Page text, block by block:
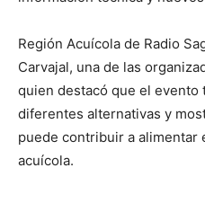
Región Acuícola de Radio
Carvajal, una de las
quien destacó que el
diferentes alternativas y
puede contribuir a alimentar
acuícola.